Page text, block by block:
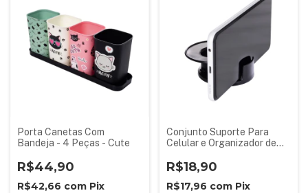
Porta Canetas Com
Bandeja - 4 Peças - Cute
R$44,90
R$42,66 com Pix
Conjunto Suporte Para
Celular e Organizador de
R$18,90
R$17,96 com Pix